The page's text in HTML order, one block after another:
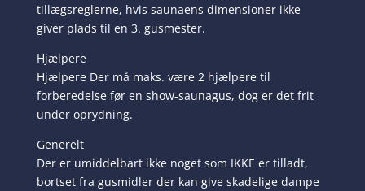
tillægsreglerne, hvis saunaens dimensioner ikke
giver plads til en 3. gusmester.
Hjælpere
Hjælpere Der må maks. være 2 hjælpere til
forberedelse før en show-saunagus, dog er det frit
under oprydning.
Generelt
Der er umiddelbart ikke noget som IKKE er tilladt,
bortset fra gusmidler der kan give skadelige dampe